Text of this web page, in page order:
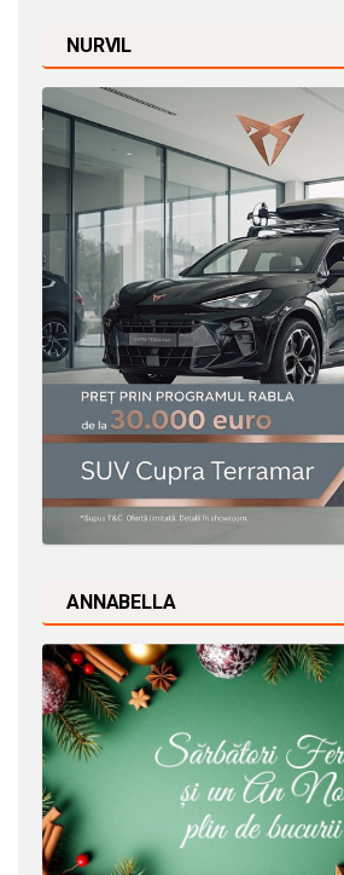
NURVIL
ANNABELLA